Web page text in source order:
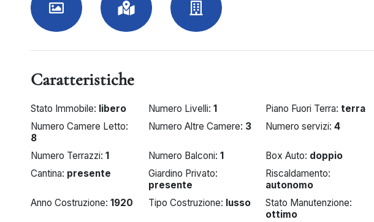
Caratteristiche
Stato Immobile: libero Numero Livelli: 1 Piano Fuori Terra:terra
Numero Camere Letto:
8
Numero Altre Camere: 3 Numero servizi:4
Numero Terrazzi: 1 Numero Balconi: 1 Box Auto: doppio
Cantina: presente
Giardino Privato:
presente
Riscaldamento:
autonomo
Anno Costruzione: 1920 Tipo Costruzione: lusso
Stato Manutenzione:
ottimo